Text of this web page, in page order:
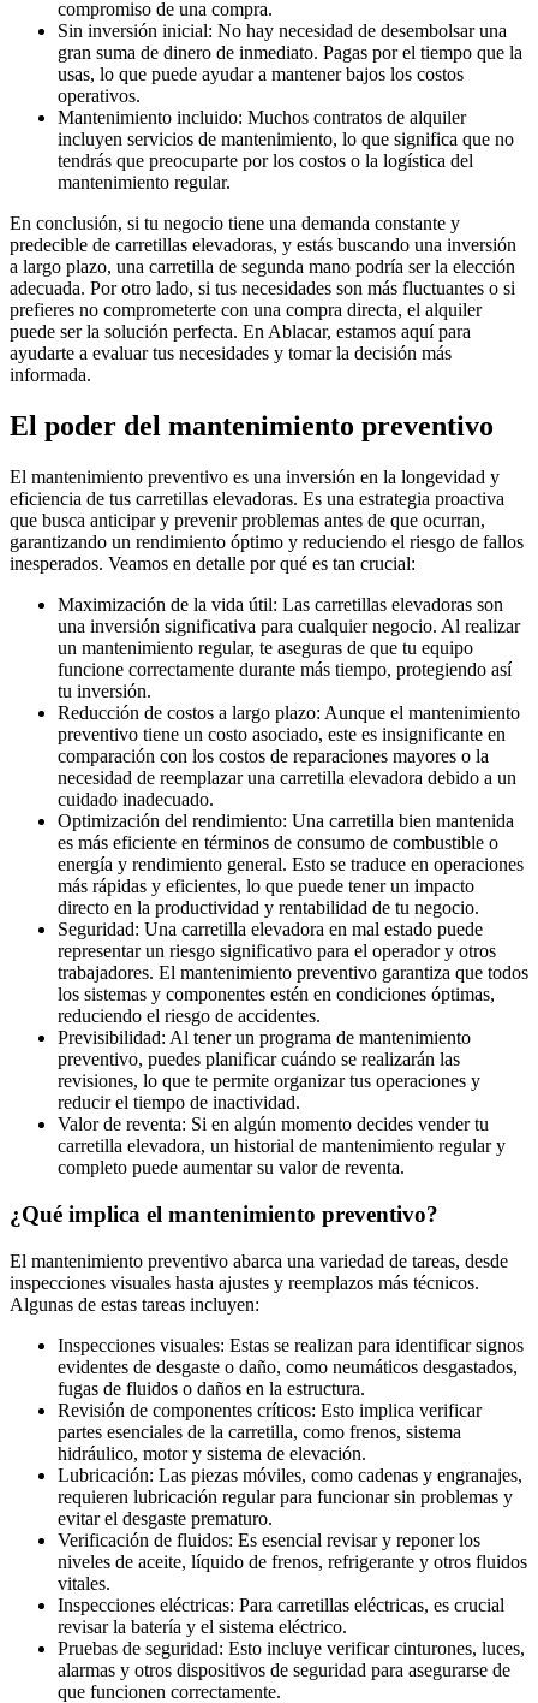
compromiso de una compra.
Sin inversión inicial: No hay necesidad de desembolsar una
gran suma de dinero de inmediato. Pagas por el tiempo que la
usas, lo que puede ayudar a mantener bajos los costos
operativos.
Mantenimiento incluido: Muchos contratos de alquiler
incluyen servicios de mantenimiento, lo que significa que no
tendrás que preocuparte por los costos o la logística del
mantenimiento regular.
En conclusión, si tu negocio tiene una demanda constante y
predecible de carretillas elevadoras, y estás buscando una inversión
a largo plazo, una carretilla de segunda mano podría ser la elección
adecuada. Por otro lado, si tus necesidades son más fluctuantes o si
prefieres no comprometerte con una compra directa, el alquiler
puede ser la solución perfecta. En Ablacar, estamos aquí para
ayudarte a evaluar tus necesidades y tomar la decisión más
informada.
El poder del mantenimiento preventivo
El mantenimiento preventivo es una inversión en la longevidad y
eficiencia de tus carretillas elevadoras. Es una estrategia proactiva
que busca anticipar y prevenir problemas antes de que ocurran,
garantizando un rendimiento óptimo y reduciendo el riesgo de fallos
inesperados. Veamos en detalle por qué es tan crucial:
Maximización de la vida útil: Las carretillas elevadoras son
una inversión significativa para cualquier negocio. Al realizar
un mantenimiento regular, te aseguras de que tu equipo
funcione correctamente durante más tiempo, protegiendo así
tu inversión.
Reducción de costos a largo plazo: Aunque el mantenimiento
preventivo tiene un costo asociado, este es insignificante en
comparación con los costos de reparaciones mayores o la
necesidad de reemplazar una carretilla elevadora debido a un
cuidado inadecuado.
Optimización del rendimiento: Una carretilla bien mantenida
es más eficiente en términos de consumo de combustible o
energía y rendimiento general. Esto se traduce en operaciones
más rápidas y eficientes, lo que puede tener un impacto
directo en la productividad y rentabilidad de tu negocio.
Seguridad: Una carretilla elevadora en mal estado puede
representar un riesgo significativo para el operador y otros
trabajadores. El mantenimiento preventivo garantiza que todos
los sistemas y componentes estén en condiciones óptimas,
reduciendo el riesgo de accidentes.
Previsibilidad: Al tener un programa de mantenimiento
preventivo, puedes planificar cuándo se realizarán las
revisiones, lo que te permite organizar tus operaciones y
reducir el tiempo de inactividad.
Valor de reventa: Si en algún momento decides vender tu
carretilla elevadora, un historial de mantenimiento regular y
completo puede aumentar su valor de reventa.
¿Qué implica el mantenimiento preventivo?
El mantenimiento preventivo abarca una variedad de tareas, desde
inspecciones visuales hasta ajustes y reemplazos más técnicos.
Algunas de estas tareas incluyen:
Inspecciones visuales: Estas se realizan para identificar signos
evidentes de desgaste o daño, como neumáticos desgastados,
fugas de fluidos o daños en la estructura.
Revisión de componentes críticos: Esto implica verificar
partes esenciales de la carretilla, como frenos, sistema
hidráulico, motor y sistema de elevación.
Lubricación: Las piezas móviles, como cadenas y engranajes,
requieren lubricación regular para funcionar sin problemas y
evitar el desgaste prematuro.
Verificación de fluidos: Es esencial revisar y reponer los
niveles de aceite, líquido de frenos, refrigerante y otros fluidos
vitales.
Inspecciones eléctricas: Para carretillas eléctricas, es crucial
revisar la batería y el sistema eléctrico.
Pruebas de seguridad: Esto incluye verificar cinturones, luces,
alarmas y otros dispositivos de seguridad para asegurarse de
que funcionen correctamente.